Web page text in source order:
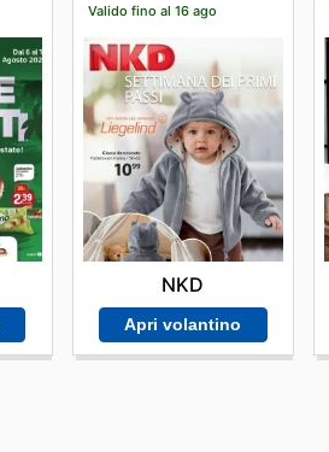
Valido fino al 16 ago
NKD
Apri volantino